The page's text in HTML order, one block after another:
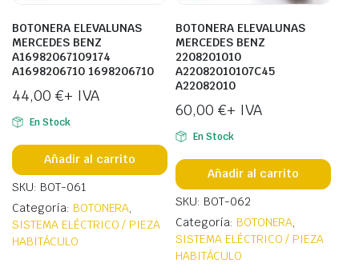
BOTONERA ELEVALUNAS
MERCEDES BENZ
A16982067109174
A1698206710 1698206710
44,00 €+ IVA
En Stock
Añadir al carrito
SKU: BOT-061
Categoría: BOTONERA
SISTEMA ELÉCTRICO / PIEZA
HABITÁCULO
BOTONERA ELEVALUNAS
MERCEDES BENZ
2208201010
A22082010107C45
A22082010
60,00 €+ IVA
En Stock
Añadir al carrito
SKU: BOT-062
Categoría: BOTONERA
SISTEMA ELÉCTRICO / PIEZA
HABITÁCULO